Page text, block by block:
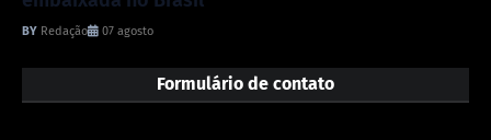
Redação 07 agosto
Formulário de contato